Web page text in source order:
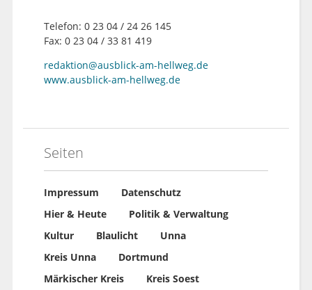
Telefon: 0 23 04 / 24 26 145
Fax: 0 23 04 / 33 81 419
redaktion@ausblick-am-hellweg.de
www.ausblick-am-hellweg.de
Seiten
Impressum
Datenschutz
Hier & Heute
Politik & Verwaltung
Kultur
Blaulicht
Unna
Kreis Unna
Dortmund
Märkischer Kreis
Kreis Soest